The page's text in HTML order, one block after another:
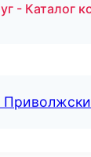
- Каталог